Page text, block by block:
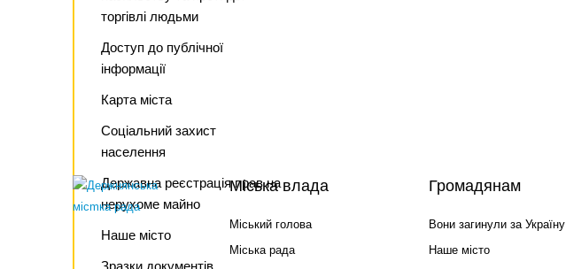
торгівлі людьми
Доступ до публічної
інформації
Карта міста
Соціальний захист
населення
Державна реєстрація прав на
нерухоме майно
Наше місто
Зразки документів
Міська влада
Міський голова
Міська рада
Громадянам
Вони загинули за Україну
Наше місто